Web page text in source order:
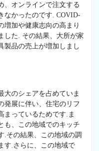
、オンラインで注文する
なかったのです. COVID-
増加や健康志向の高まり
した. その結果、大所が家
製品の売上が増加しまし
大のシェアを占めていま
発展に伴い、住宅のリフ
まっているためです.ま
も、この地域でのキッチ
.その結果、この地域の調
す.さらに、この地域で